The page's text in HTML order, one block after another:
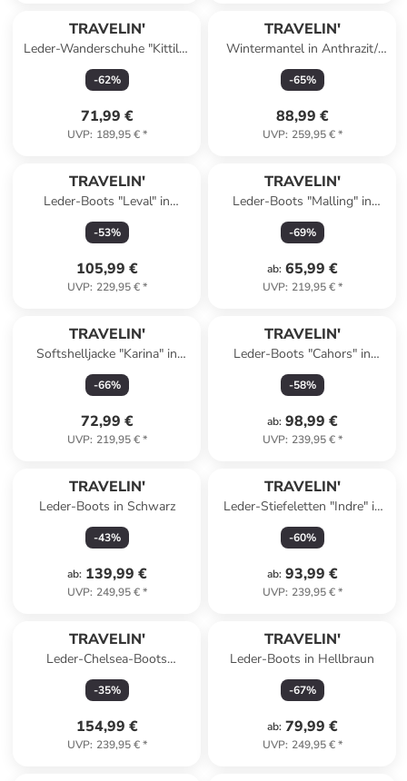
TRAVELIN'
Leder-Wanderschuhe "Kittila"
in Blau/ Beige
-62%
71,99 €
UVP: 189,95 €*
TRAVELIN'
Wintermantel in Anthrazit/
Schwarz
-65%
88,99 €
UVP: 259,95 €*
TRAVELIN'
Leder-Boots "Leval" in
Dunkelblau
-53%
105,99 €
UVP: 229,95 €*
TRAVELIN'
Leder-Boots "Malling" in
Schwarz
-69%
ab: 65,99 €
UVP: 219,95 €*
TRAVELIN'
Softshelljacke "Karina" in
Schwarz
-66%
72,99 €
UVP: 219,95 €*
TRAVELIN'
Leder-Boots "Cahors" in
Braun
-58%
ab: 98,99 €
UVP: 239,95 €*
TRAVELIN'
Leder-Boots in Schwarz
-43%
ab: 139,99 €
UVP: 249,95 €*
TRAVELIN'
Leder-Stiefeletten "Indre" in
Schwarz
-60%
ab: 93,99 €
UVP: 239,95 €*
TRAVELIN'
Leder-Chelsea-Boots
"Forsand" in Braun
-35%
154,99 €
UVP: 239,95 €*
TRAVELIN'
Leder-Boots in Hellbraun
-67%
ab: 79,99 €
UVP: 249,95 €*